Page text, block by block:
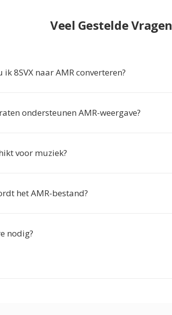
Veel Gestelde Vragen
8SVX naar AMR converteren?
ondersteunen AMR-weergave?
voor muziek?
het AMR-bestand?
nodig?